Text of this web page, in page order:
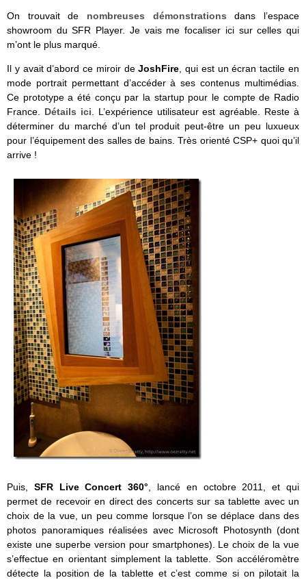
On trouvait de nombreuses démonstrations dans l’espace
showroom du SFR Player. Je vais me focaliser ici sur celles qui
m’ont le plus marqué.
Il y avait d’abord ce miroir deJoshFire , qui est un écran tactile en
mode portrait permettant d’accéder à ses contenus multimédias.
Ce prototype a été conçu par la startup pour le compte de Radio
France. Détails ici . L’expérience utilisateur est agréable. Reste à
déterminer du marché d’un tel produit peut-être un peu luxueux
pour l’équipement des salles de bains. Très orienté CSP+ quoi qu’il
arrive !
Puis, SFR Live Concert 360° , lancé en octobre 2011, et qui
permet de recevoir en direct des concerts sur sa tablette avec un
choix de la vue, un peu comme lorsque l’on se déplace dans des
photos panoramiques réalisées avec Microsoft Photosynth (dont
existe une superbe version pour smartphones). Le choix de la vue
s’effectue en orientant simplement la tablette. Son accéléromètre
détecte la position de la tablette et c’est comme si on pilotait la